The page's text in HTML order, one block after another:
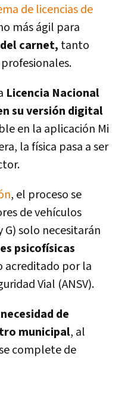
de licencias de
más ágil para
carnet, tanto
Licencia Nacional
su versión digital
en la aplicación Mi
la física pasa a ser
, el proceso se
de vehículos
G) solo necesitarán
psicofísicas
acreditado por la
Vial (ANSV).
de
municipal, al
complete de